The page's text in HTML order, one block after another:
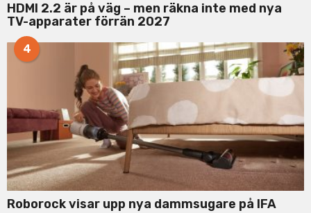
HDMI 2.2 är på väg – men räkna inte med nya
TV-apparater förrän 2027
4
Roborock visar upp nya dammsugare på IFA